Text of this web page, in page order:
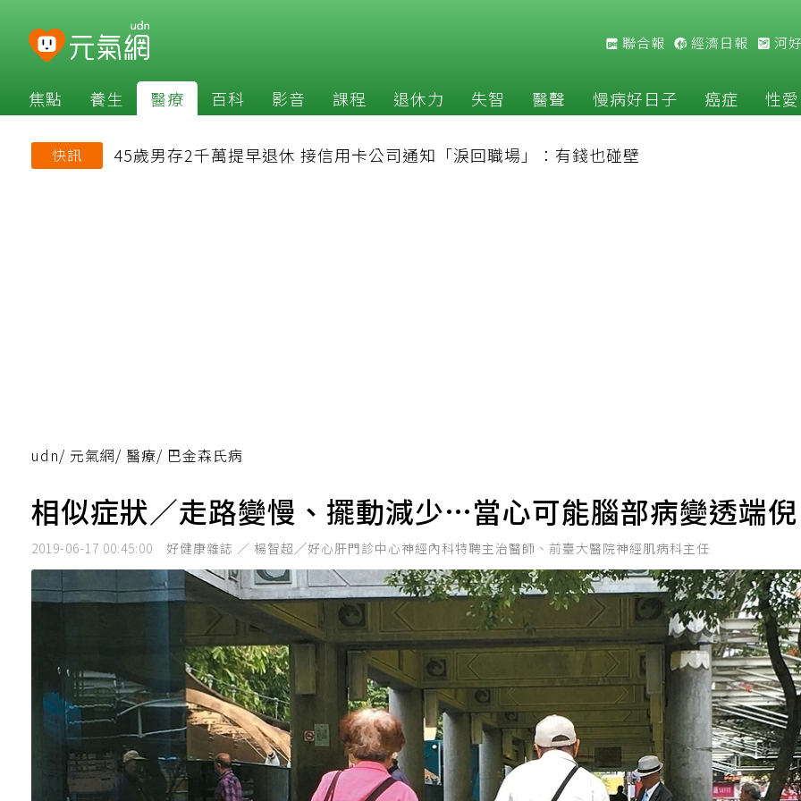
聯合報 經濟日報 河
焦點 養生 醫療 百科 影音 課程 退休力 失智 醫聲 慢病好日子 癌症 性愛
快訊 45歲男存2千萬提早退休 接信用卡公司通知「淚回職場」：有錢也碰壁
udn/ 元氣網/ 醫療/ 巴金森氏病
相似症狀／走路變慢、擺動減少…當心可能腦部病變透端倪
2019-06-17 00:45:00 好健康雜誌 ／ 楊智超╱好心肝門診中心神經內科特聘主治醫師、前臺大醫院神經肌病科主任